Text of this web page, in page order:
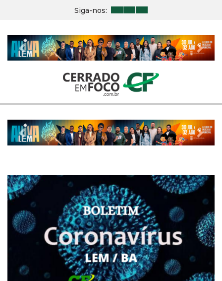
Siga-nos:
Previous Next
Previous Next